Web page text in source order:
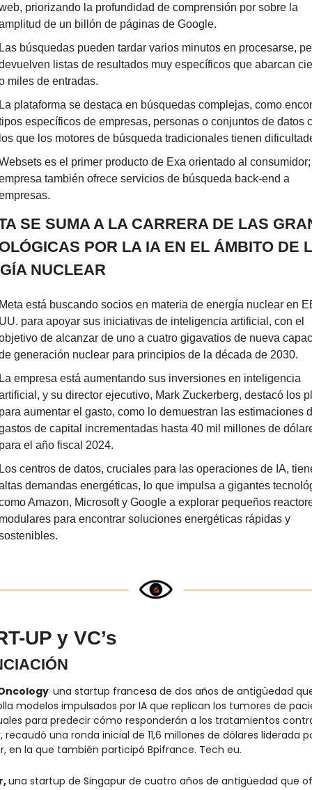
priorizando la profundidad de comprensión por sobre la
de un billón de páginas de Google.
búsquedas pueden tardar varios minutos en procesarse,
listas de resultados muy específicos que abarcan
miles de entradas.
plataforma se destaca en búsquedas complejas, como
específicos de empresas, personas o conjuntos de datos
que los motores de búsqueda tradicionales tienen
es el primer producto de Exa orientado al
también ofrece servicios de búsqueda back-end a
SE SUMA A LA CARRERA DE LAS
POR LA IA EN EL ÁMBITO DE
NUCLEAR
está buscando socios en materia de energía nuclear en
para apoyar sus iniciativas de inteligencia artificial, con el
de alcanzar de uno a cuatro gigavatios de nueva
generación nuclear para principios de la década de 2030.
empresa está aumentando sus inversiones en inteligencia
y su director ejecutivo, Mark Zuckerberg, destacó los
aumentar el gasto, como lo demuestran las estimaciones
de capital incrementadas hasta 40 mil millones de
el año fiscal 2024.
centros de datos, cruciales para las operaciones de IA,
demandas energéticas, lo que impulsa a gigantes
Amazon, Microsoft y Google a explorar pequeños
para encontrar soluciones energéticas rápidas y
UP y VC’s
una startup francesa de dos años de antigüedad
modelos impulsados por IA que replican los tumores de
para predecir cómo responderán a los tratamientos
recaudó una ronda inicial de 11,6 millones de dólares liderada
en la que también participó Bpifrance. Tech eu.
una startup de Singapur de cuatro años de antigüedad que